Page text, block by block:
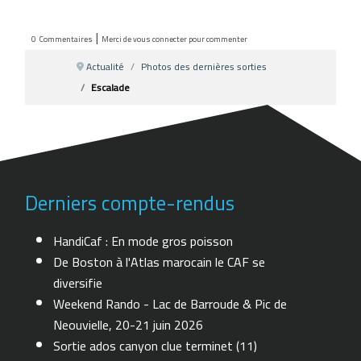
0 Commentaires | Merci de vous connecter pour commenter
Actualité
Photos des dernières sorties
Escalade
Derniers compte-rendus
HandiCaf : En mode gros poisson
De Boston à l'Atlas marocain le CAF se
diversifie
Weekend Rando - Lac de Barroude & Pic de
Neouvielle, 20-21 juin 2026
Sortie ados canyon clue terminet (11)